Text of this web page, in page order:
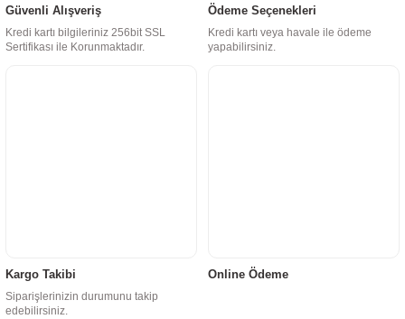
Güvenli Alışveriş
Kredi kartı bilgileriniz 256bit SSL
Sertifikası ile Korunmaktadır.
Ödeme Seçenekleri
Kredi kartı veya havale ile ödeme
yapabilirsiniz.
Kargo Takibi
Siparişlerinizin durumunu takip
edebilirsiniz.
Online Ödeme